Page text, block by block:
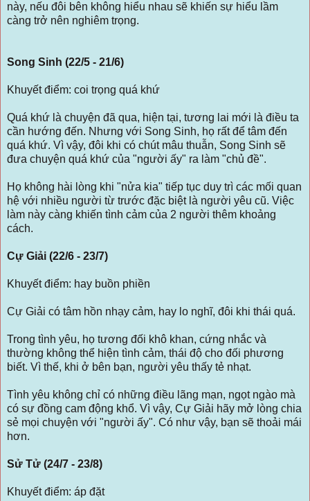
này, nếu đôi bên không hiểu nhau sẽ khiến sự hiểu lầm
càng trở nên nghiêm trọng.
Song Sinh (22/5 - 21/6)
Khuyết điểm: coi trọng quá khứ
Quá khứ là chuyện đã qua, hiện tại, tương lai mới là điều ta
cần hướng đến. Nhưng với Song Sinh, họ rất để tâm đến
quá khứ. Vì vậy, đôi khi có chút mâu thuẫn, Song Sinh sẽ
đưa chuyện quá khứ của "người ấy" ra làm "chủ đề".
Họ không hài lòng khi "nửa kia" tiếp tục duy trì các mối quan
hệ với nhiều người từ trước đặc biệt là người yêu cũ. Việc
làm này càng khiến tình cảm của 2 người thêm khoảng
cách.
Cự Giải (22/6 - 23/7)
Khuyết điểm: hay buồn phiền
Cự Giải có tâm hồn nhạy cảm, hay lo nghĩ, đôi khi thái quá.
Trong tình yêu, họ tương đối khô khan, cứng nhắc và
thường không thể hiện tình cảm, thái độ cho đối phương
biết. Vì thế, khi ở bên bạn, người yêu thấy tẻ nhạt.
Tình yêu không chỉ có những điều lãng mạn, ngọt ngào mà
có sự đồng cam động khổ. Vì vậy, Cự Giải hãy mở lòng chia
sẻ mọi chuyện với "người ấy". Có như vậy, bạn sẽ thoải mái
hơn.
Sử Tử (24/7 - 23/8)
Khuyết điểm: áp đặt